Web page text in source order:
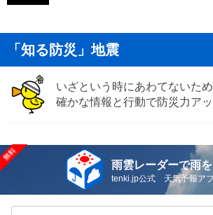
「知る防災」地震
いざという時にあわてないた
確かな情報と行動で防災力ア
雨雲レーダーで雨を
tenki.jp公式 天気予報ア